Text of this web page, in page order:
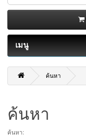
เมนู
ค้นหา
ค้นหา
ค้นหา: